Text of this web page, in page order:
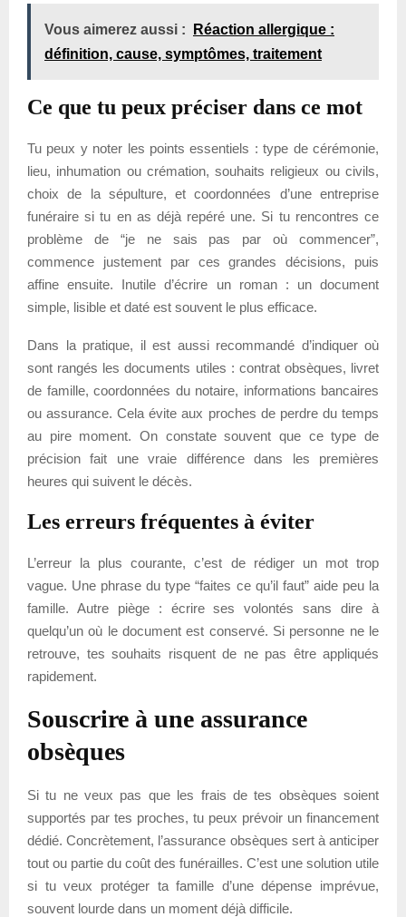
Vous aimerez aussi :
Réaction allergique :
définition, cause, symptômes, traitement
Ce que tu peux préciser dans ce mot
Tu peux y noter les points essentiels : type de cérémonie,
lieu, inhumation ou crémation, souhaits religieux ou civils,
choix de la sépulture, et coordonnées d’une entreprise
funéraire si tu en as déjà repéré une. Si tu rencontres ce
problème de “je ne sais pas par où commencer”,
commence justement par ces grandes décisions, puis
affine ensuite. Inutile d’écrire un roman : un document
simple, lisible et daté est souvent le plus efficace.
Dans la pratique, il est aussi recommandé d’indiquer où
sont rangés les documents utiles : contrat obsèques, livret
de famille, coordonnées du notaire, informations bancaires
ou assurance. Cela évite aux proches de perdre du temps
au pire moment. On constate souvent que ce type de
précision fait une vraie différence dans les premières
heures qui suivent le décès.
Les erreurs fréquentes à éviter
L’erreur la plus courante, c’est de rédiger un mot trop
vague. Une phrase du type “faites ce qu’il faut” aide peu la
famille. Autre piège : écrire ses volontés sans dire à
quelqu’un où le document est conservé. Si personne ne le
retrouve, tes souhaits risquent de ne pas être appliqués
rapidement.
Souscrire à une assurance
obsèques
Si tu ne veux pas que les frais de tes obsèques soient
supportés par tes proches, tu peux prévoir un financement
dédié. Concrètement, l’assurance obsèques sert à anticiper
tout ou partie du coût des funérailles. C’est une solution utile
si tu veux protéger ta famille d’une dépense imprévue,
souvent lourde dans un moment déjà difficile.